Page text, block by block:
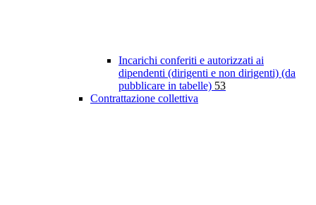
Incarichi conferiti e autorizzati ai
dipendenti (dirigenti e non dirigenti) (da
pubblicare in tabelle) 53
Contrattazione collettiva